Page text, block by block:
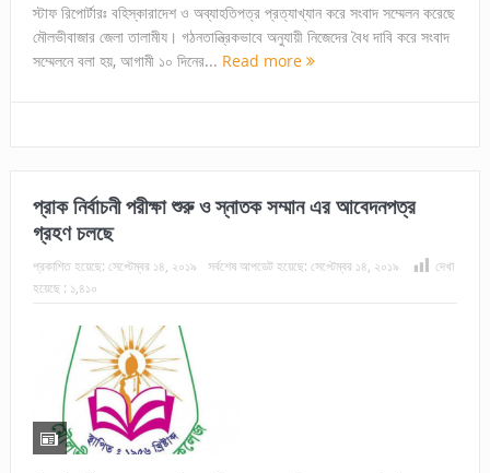
স্টাফ রিপোর্টারঃ বহিস্কারাদেশ ও অব্যাহতিপত্র প্রত্যাখ্যান করে সংবাদ সম্মেলন করেছে
মৌলভীবাজার জেলা তালামীয। গঠনতান্ত্রিকভাবে অনুযায়ী নিজেদের বৈধ দাবি করে সংবাদ
সম্মেলনে বলা হয়, আগামী ১০ দিনের... Read more
প্রাক নির্বাচনী পরীক্ষা শুরু ও স্নাতক সম্মান এর আবেদনপত্র
গ্রহণ চলছে
প্রকাশিত হয়েছে: সেপ্টেম্বর ১৪, ২০১৯ সর্বশেষ আপডেট হয়েছে: সেপ্টেম্বর ১৪, ২০১৯
দেখা
হয়েছে : ১,৪১০